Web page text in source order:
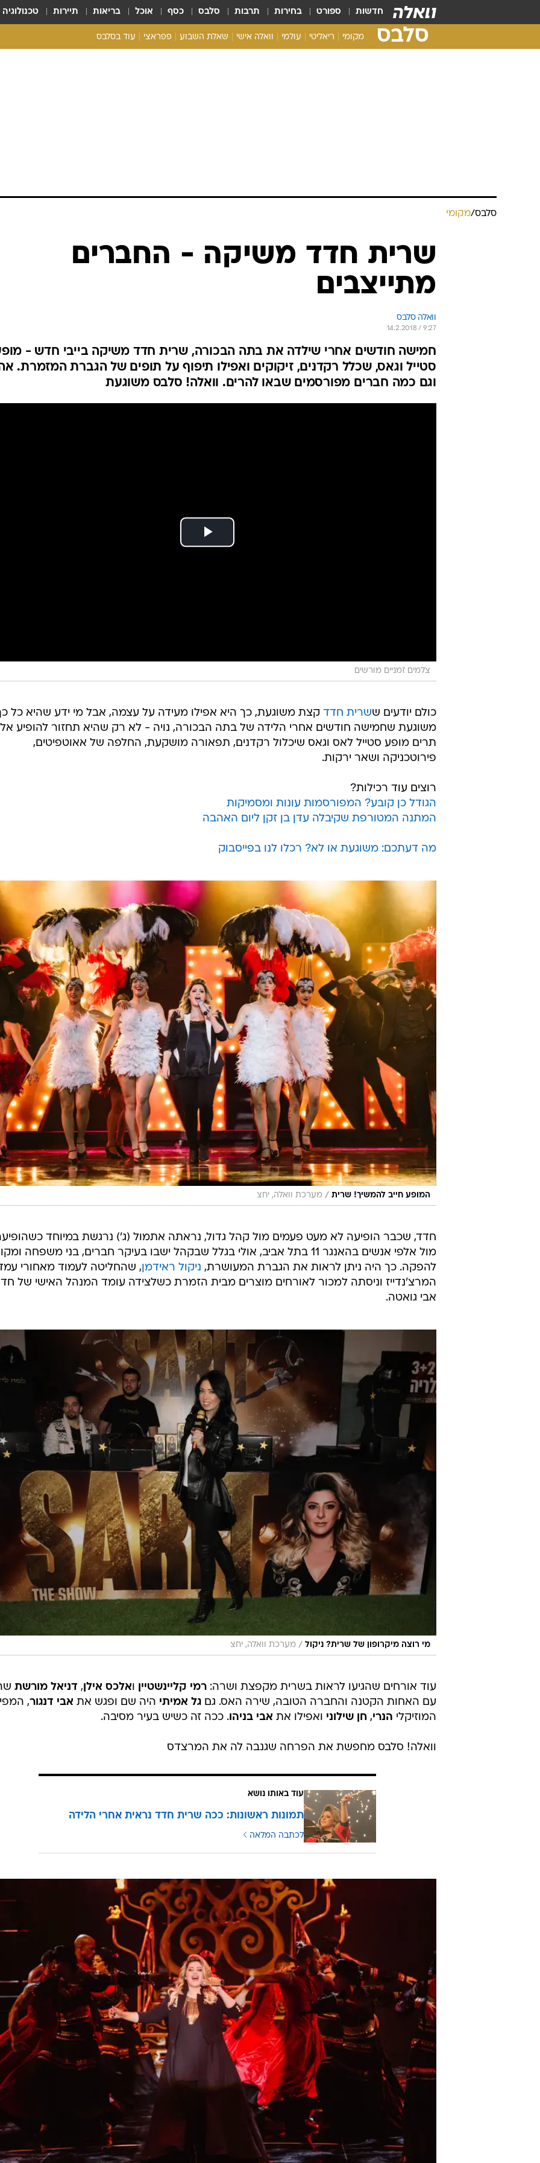
חדשות ספורט בחירות תרבות סלבס כסף אוכל בריאות תיירות טכנולוגיה
סלבס מקומי ריאליטי עולמי וואלה אישי שאלת השבוע פפראצי עוד בסלבס
סלבס/מקומי
שרית חדד משיקה - החברים
מתייצבים
וואלה סלבס
14.2.2018 / 9:27
חמישה חודשים אחרי שילדה את בתה הבכורה, שרית חדד משיקה בייבי חדש -
סטייל וגאס, שכלל רקדנים, זיקוקים ואפילו תיפוף על תופים של הגברת המזמרת.
וגם כמה חברים מפורסמים שבאו להרים. וואלה! סלבס משוגעת
צלמים זמניים מורשים
כולם יודעים ששרית חדד קצת משוגעת, כך היא אפילו מעידה על עצמה, אבל מי ידע שהיא כל
משוגעת שחמישה חודשים אחרי הלידה של בתה הבכורה, נויה - לא רק שהיא תחזור להופיע
תרים מופע סטייל לאס וגאס שיכלול רקדנים, תפאורה מושקעת, החלפה של אאוטפיטים,
פירוטכניקה ושאר ירקות.
רוצים עוד רכילות?
הגודל כן קובע? המפורסמות עונות ומסמיקות
המתנה המטורפת שקיבלה עדן בן זקן ליום האהבה
מה דעתכם: משוגעת או לא? רכלו לנו בפייסבוק
המופע חייב להמשיך! שרית / מערכת וואלה, יחצ
חדד, שכבר הופיעה לא מעט פעמים מול קהל גדול, נראתה אתמול (ג') נרגשת במיוחד
מול אלפי אנשים בהאנגר 11 בתל אביב, אולי בגלל שבקהל ישבו בעיקר חברים, בני משפחה
להפקה. כך היה ניתן לראות את הגברת המעושרת, ניקול ראידמן , שהחליטה לעמוד מאחורי
המרצ'נדייז וניסתה למכור לאורחים מוצרים מבית הזמרת כשלצידה עומד המנהל האישי של
אבי גואטה.
מי רוצה מיקרופון של שרית? ניקול / מערכת וואלה, יחצ
עוד אורחים שהגיעו לראות בשרית מקפצת ושרה: רמי קליינשטיין ואלכס אילן, דניאל מורשת
עם האחות הקטנה והחברה הטובה, שירה האס. גם גל אמיתי היה שם ופגש את אבי דנגור,
המוזיקלי הנרי, חן שילוני ואפילו את אבי בניהו. ככה זה כשיש בעיר מסיבה.
וואלה! סלבס מחפשת את הפרחה שגנבה לה את המרצדס
עוד באותו נושא
תמונות ראשונות: ככה שרית חדד נראית אחרי הלידה
לכתבה המלאה